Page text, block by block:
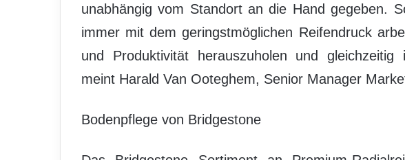
unabhängig vom Standort an die Hand gegeben.
immer mit dem geringstmöglichen Reifendruck
und Produktivität herauszuholen und gleichzeitig
meint Harald Van Ooteghem, Senior Manager
Bodenpflege von Bridgestone